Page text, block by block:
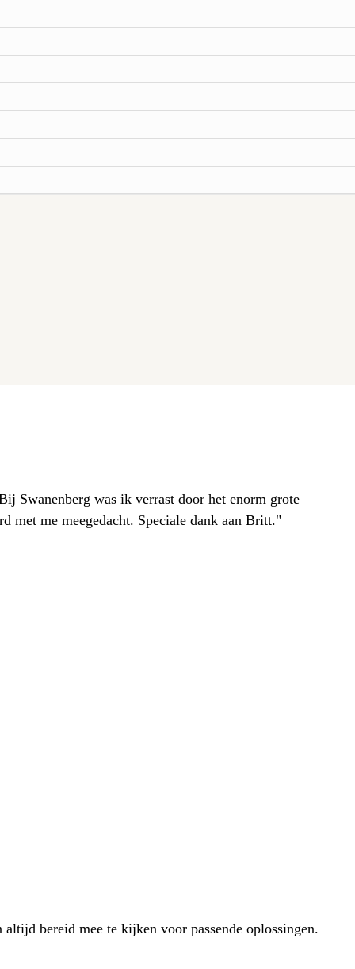
Swanenberg was ik verrast door het enorm grote
met me meegedacht. Speciale dank aan Britt."
bereid mee te kijken voor passende oplossingen.